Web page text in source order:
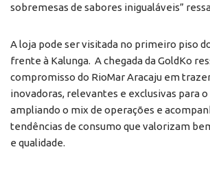
sobremesas de sabores inigualáveis”
A loja pode ser visitada no primeiro piso
frente à Kalunga. A chegada da GoldKo
compromisso do RioMar Aracaju em
inovadoras, relevantes e exclusivas para
ampliando o mix de operações e
tendências de consumo que valorizam
e qualidade.